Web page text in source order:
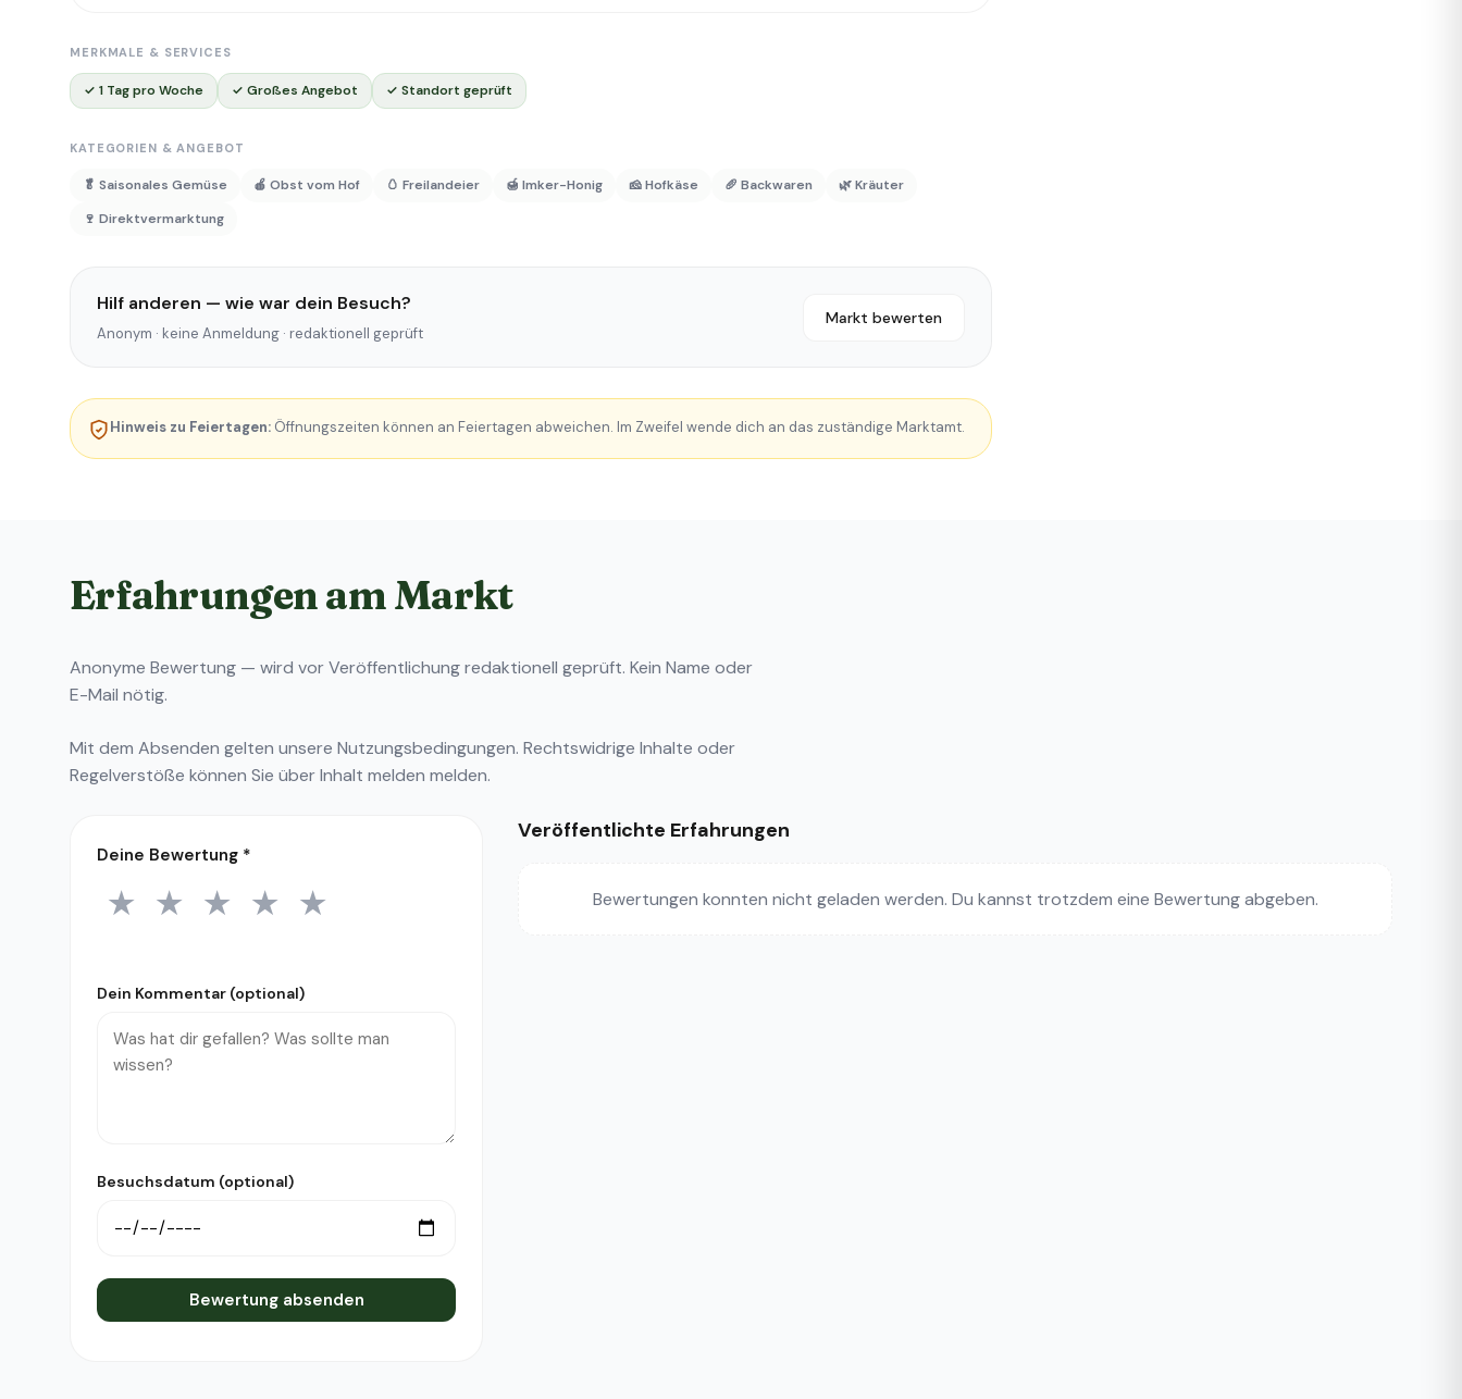
MERKMALE & SERVICES
✓ 1 Tag pro Woche ✓ Großes Angebot ✓ Standort geprüft
KATEGORIEN & ANGEBOT
🥬 Saisonales Gemüse 🍎 Obst vom Hof 🥚 Freilandeier 🍯 Imker-Honig 🧀 Hofkäse 🥖 Backwaren
🌿 Kräuter
🍷 Direktvermarktung
Hilf anderen — wie war dein Besuch?
Anonym · keine Anmeldung · redaktionell geprüft
Markt bewerten
Hinweis zu Feiertagen: Öffnungszeiten können an Feiertagen abweichen. Im Zweifel wende dich an das zuständige Marktamt.
Erfahrungen am Markt
Anonyme Bewertung — wird vor Veröffentlichung redaktionell geprüft. Kein Name oder
E-Mail nötig.
Mit dem Absenden gelten unsere Nutzungsbedingungen. Rechtswidrige Inhalte oder
Regelverstöße können Sie überInhalt melden melden.
Deine Bewertung *
1 Stern
★ 2 Sterne
★ 3 Sterne
★ 4 Sterne
★ 5 Sterne
★
Dein Kommentar (optional)
Besuchsdatum (optional)
Bewertung absenden
Veröffentlichte Erfahrungen
Bewertungen konnten nicht geladen werden. Du kannst trotzdem eine Bewertung abgeben.